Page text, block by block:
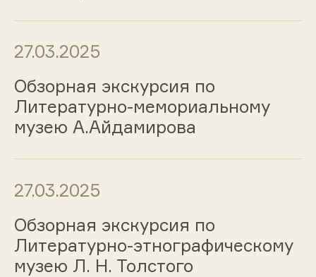
27.03.2025
Обзорная экскурсия по
Литературно-мемориальному
музею А.Айдамирова
27.03.2025
Обзорная экскурсия по
Литературно-этнографическому
музею Л. Н. Толстого